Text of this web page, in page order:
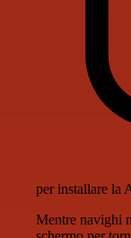
per installare la
Mentre navighi